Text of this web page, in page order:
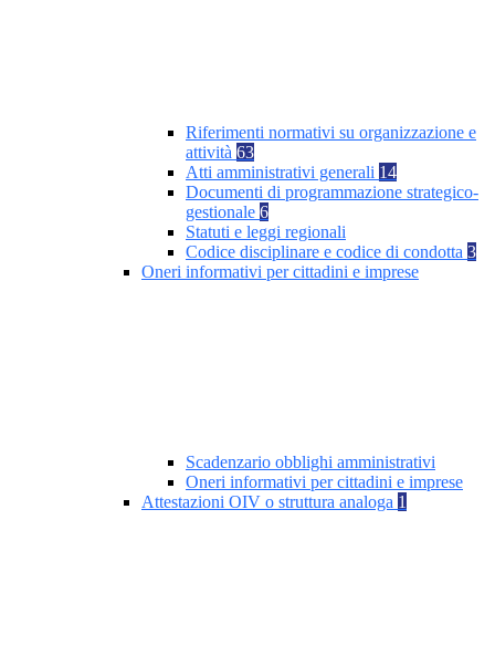
Riferimenti normativi su organizzazione e
attività 63
Atti amministrativi generali 14
Documenti di programmazione strategico-
gestionale 6
Statuti e leggi regionali
Codice disciplinare e codice di condotta 3
Oneri informativi per cittadini e imprese
Scadenzario obblighi amministrativi
Oneri informativi per cittadini e imprese
Attestazioni OIV o struttura analoga 1